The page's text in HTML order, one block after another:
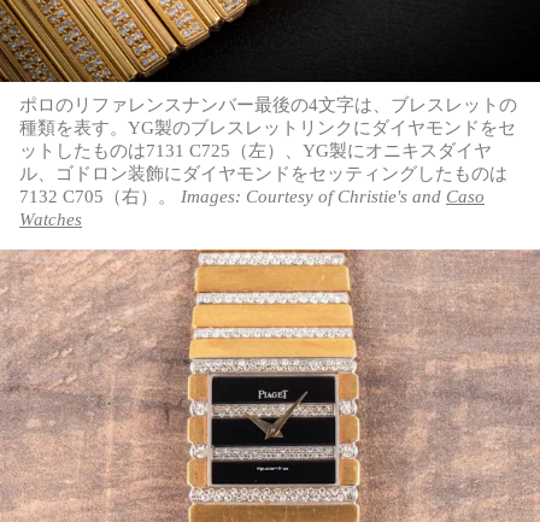
ポロのリファレンスナンバー最後の4文字は、ブレスレットの
種類を表す。YG製のブレスレットリンクにダイヤモンドをセ
ットしたものは7131 C725（左）、YG製にオニキスダイヤ
ル、ゴドロン装飾にダイヤモンドをセッティングしたものは
7132 C705（右）。 Images: Courtesy of Christie's and Caso
Watches